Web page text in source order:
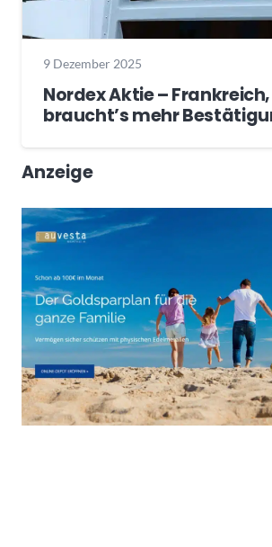
9 Dezember 2025
Nordex Aktie –
braucht’s mehr
Anzeige